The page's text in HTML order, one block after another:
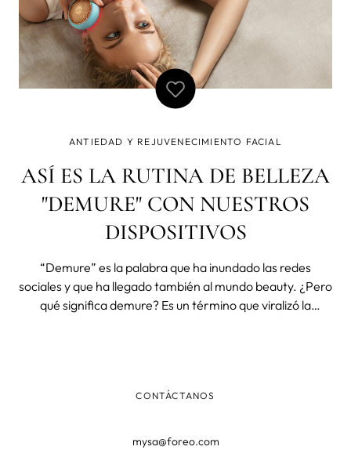
ANTIEDAD Y REJUVENECIMIENTO FACIAL
ASÍ ES LA RUTINA DE BELLEZA
"DEMURE" CON NUESTROS
DISPOSITIVOS
“Demure” es la palabra que ha inundado las redes
sociales y que ha llegado también al mundo beauty. ¿Pero
qué significa demure? Es un término que viralizó la
CONTÁCTANOS
mysa@foreo.com